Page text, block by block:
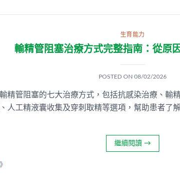
生育能力
輸精管阻塞治療方式完整指南：從原
POSTED ON 08/02/2026
精管阻塞的七大治療方式，包括抗感染治療、輸
人工精液囊收集及穿刺取精等選項，幫助患者了
繼續閱讀 →
》